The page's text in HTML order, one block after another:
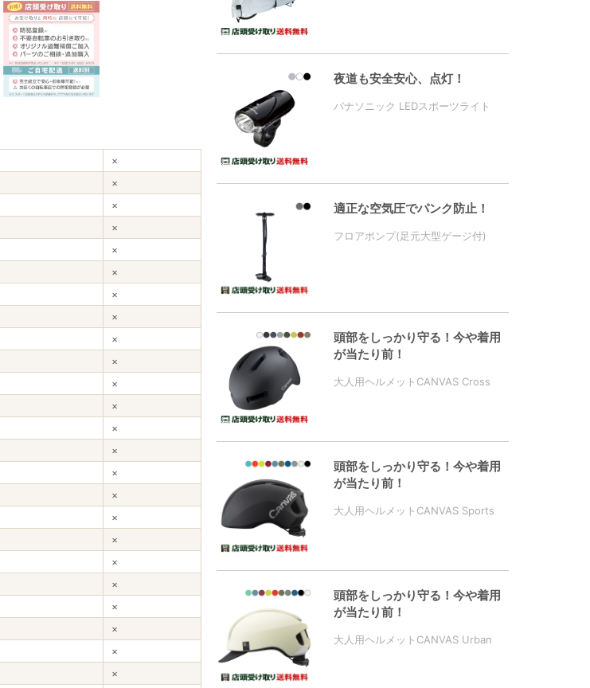
×
×
×
×
×
×
×
×
×
×
×
×
×
×
×
×
×
×
×
×
×
×
×
×
夜道も安全安心、点灯！
パナソニック LEDスポーツライト
適正な空気圧でパンク防止！
フロアポンプ(足元大型ゲージ付)
頭部をしっかり守る！今や着用
が当たり前！
大人用ヘルメットCANVAS Cross
頭部をしっかり守る！今や着用
が当たり前！
大人用ヘルメットCANVAS Sports
頭部をしっかり守る！今や着用
が当たり前！
大人用ヘルメットCANVAS Urban